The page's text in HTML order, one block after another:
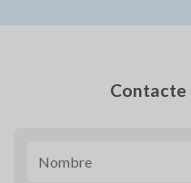
Contacte